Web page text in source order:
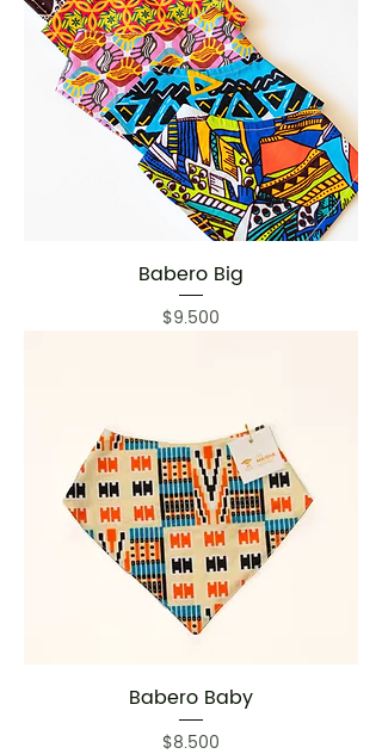
Babero Big
Precio
$9.500
Babero Baby
Precio
$8.500